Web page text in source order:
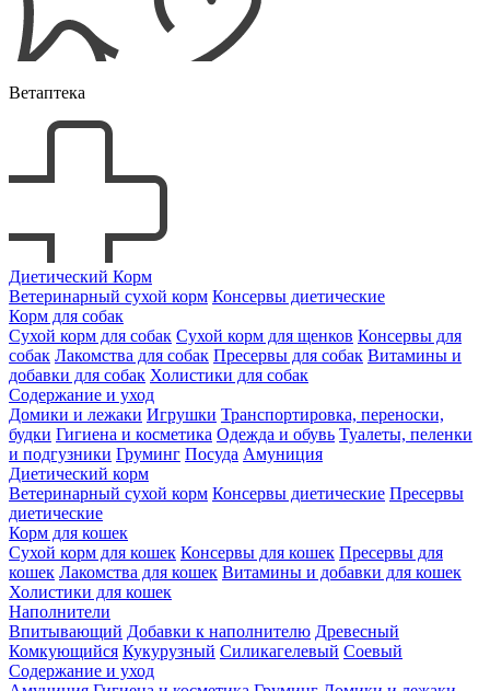
Ветаптека
Диетический Корм
Ветеринарный сухой корм Консервы диетические
Корм для собак
Сухой корм для собак Сухой корм для щенков Консервы для
собак Лакомства для собак Пресервы для собак Витамины и
добавки для собак Холистики для собак
Содержание и уход
Домики и лежаки Игрушки Транспортировка, переноски,
будки Гигиена и косметика Одежда и обувь Туалеты, пеленки
и подгузники Груминг Посуда Амуниция
Диетический корм
Ветеринарный сухой корм Консервы диетические Пресервы
диетические
Корм для кошек
Сухой корм для кошек Консервы для кошек Пресервы для
кошек Лакомства для кошек Витамины и добавки для кошек
Холистики для кошек
Наполнители
Впитывающий Добавки к наполнителю Древесный
Комкующийся Кукурузный Силикагелевый Соевый
Содержание и уход